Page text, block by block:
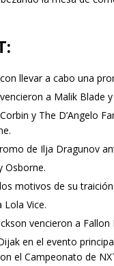
llevar a cabo una
a Malik Blade
y The D’Angelo
de Ilja Dragunov
Osborne.
motivos de su
Lola Vice.
vencieron a
en el evento
el Campeonato de